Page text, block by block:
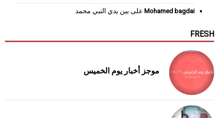
Mohamed bagdai على بين يدي النبي محمد
FRESH
موجز أخبار يوم الخميس